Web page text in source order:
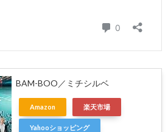
BAM-BOO／ミチシルベ
Amazon 楽天市場
Yahooショッピング